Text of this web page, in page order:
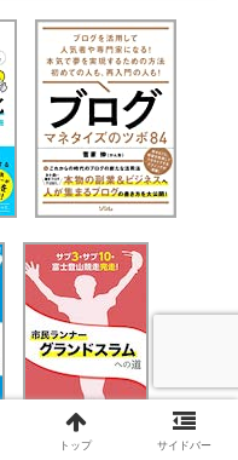
トップ サイドバー